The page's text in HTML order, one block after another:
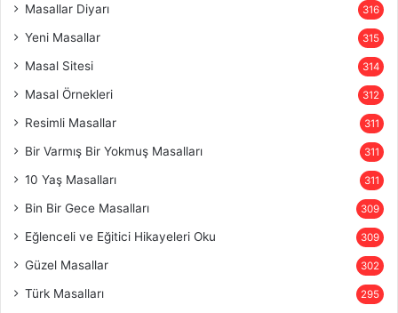
Masallar Diyarı 316
Yeni Masallar 315
Masal Sitesi 314
Masal Örnekleri 312
Resimli Masallar 311
Bir Varmış Bir Yokmuş Masalları 311
10 Yaş Masalları 311
Bin Bir Gece Masalları 309
Eğlenceli ve Eğitici Hikayeleri Oku 309
Güzel Masallar 302
Türk Masalları 295